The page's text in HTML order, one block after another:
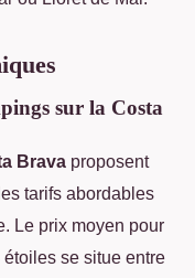
sur la Costa
Brava proposent
tarifs abordables
Le prix moyen pour
se situe entre